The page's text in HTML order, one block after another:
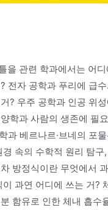
을 관련 학과에서는 어
전자 공학과 푸리에 급
? 우주 공학과 인공 위
학과 사람의 생존에 필
과 베르나르·브네의 포
속의 수학적 원리 탐
방정식이란 무엇에서
과연 어디에 쓰는 거?
함유로 인한 체내 흡